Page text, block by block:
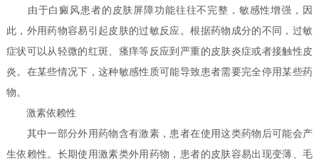
由于白癜风患者的皮肤屏障功能往往不完整，敏感性增强，因
此，外用药物容易引起皮肤的过敏反应。根据药物成分的不同，过敏
症状可以从轻微的红斑、瘙痒等反应到严重的皮肤炎症或者接触性皮
炎。在某些情况下，这种敏感性质可能导致患者需要完全停用某些药
物。
激素依赖性
其中一部分外用药物含有激素，患者在使用这类药物后可能会产
生依赖性。长期使用激素类外用药物，患者的皮肤容易出现变薄、毛